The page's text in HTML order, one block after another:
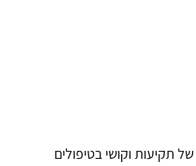
תקיעות וקושי בטיפולים